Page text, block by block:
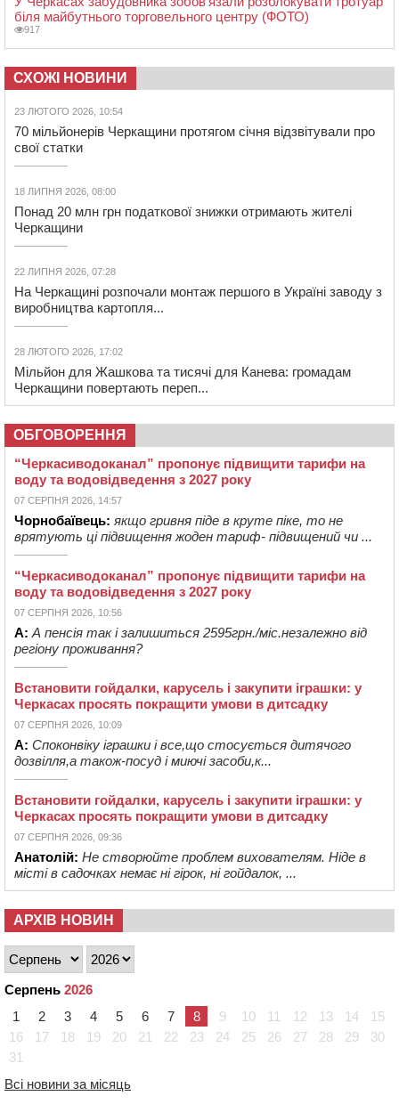
біля майбутнього торговельного центру (ФОТО)
917
СХОЖІ НОВИНИ
23 ЛЮТОГО 2026, 10:54
70 мільйонерів Черкащини протягом січня відзвітували про
свої статки
18 ЛИПНЯ 2026, 08:00
Понад 20 млн грн податкової знижки отримають жителі
Черкащини
22 ЛИПНЯ 2026, 07:28
На Черкащині розпочали монтаж першого в Україні заводу з
виробництва картопля...
28 ЛЮТОГО 2026, 17:02
Мільйон для Жашкова та тисячі для Канева: громадам
Черкащини повертають переп...
ОБГОВОРЕННЯ
“Черкасиводоканал” пропонує підвищити тарифи на
воду та водовідведення з 2027 року
07 СЕРПНЯ 2026, 14:57
Чорнобаївець: якщо гривня піде в круте піке, то не
врятують ці підвищення жоден тариф- підвищений чи ...
“Черкасиводоканал” пропонує підвищити тарифи на
воду та водовідведення з 2027 року
07 СЕРПНЯ 2026, 10:56
А: А пенсія так і залишиться 2595грн./міс.незалежно від
регіону проживання?
Встановити гойдалки, карусель і закупити іграшки: у
Черкасах просять покращити умови в дитсадку
07 СЕРПНЯ 2026, 10:09
А: Споконвіку іграшки і все,що стосується дитячого
дозвілля,а також-посуд і миючі засоби,к...
Встановити гойдалки, карусель і закупити іграшки: у
Черкасах просять покращити умови в дитсадку
07 СЕРПНЯ 2026, 09:36
Анатолій: Не створюйте проблем вихователям. Ніде в
місті в садочках немає ні гірок, ні гойдалок, ...
АРХІВ НОВИН
Серпень 2026
1
2 3 4 5 6 7 8 9 10 11 12 13 14
15
16
17 18 19 20 21 22 23 24 25 26 27 28 29
30
31
Всі новини за місяць